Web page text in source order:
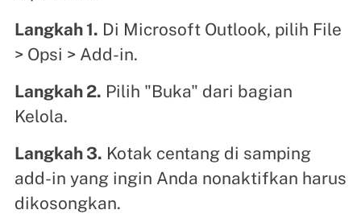
Langkah 1. Di Microsoft Outlook, pilih File
> Opsi > Add-in.
Langkah 2. Pilih "Buka" dari bagian
Kelola.
Langkah 3. Kotak centang di samping
add-in yang ingin Anda nonaktifkan harus
dikosongkan.